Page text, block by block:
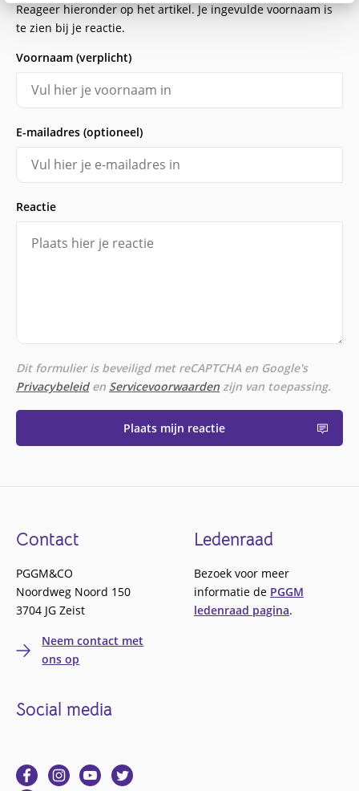
Reageer hieronder op het artikel. Je ingevulde voornaam is
te zien bij je reactie.
Voornaam (verplicht)
E-mailadres (optioneel)
Reactie
Dit formulier is beveiligd met reCAPTCHA en Google's
Privacybeleiden Servicevoorwaarden zijn van toepassing.
Plaats mijn reactie
Footer
Contact
PGGM&CO
Noordweg Noord 150
3704 JG Zeist
Neem contact met
ons op
Ledenraad
Bezoek voor meer
informatie de PGGM
ledenraad pagina.
Social media
Ga
Ga
Ga
Ga